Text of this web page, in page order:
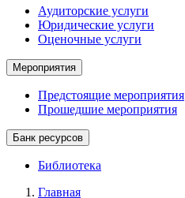
Аудиторские услуги
Юридические услуги
Оценочные услуги
Мероприятия
Предстоящие мероприятия
Прошедшие мероприятия
Банк ресурсов
Библиотека
Главная